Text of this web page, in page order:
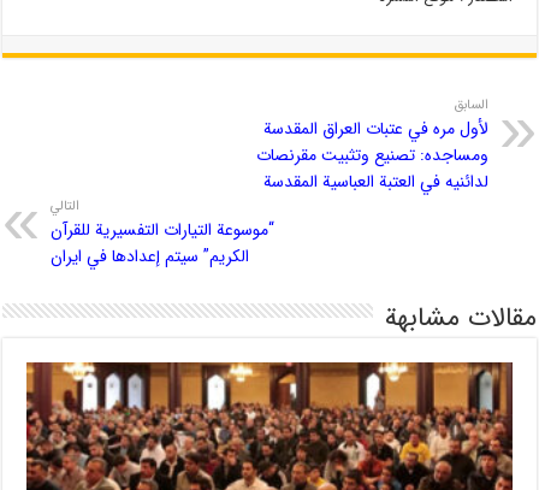
السابق
لأول مره في عتبات العراق المقدسة
ومساجده: تصنيع وتثبيت مقرنصات
لدائنيه في العتبة العباسية المقدسة
التالي
“موسوعة التيارات التفسيرية للقرآن
الكريم” سيتم إعدادها في ايران
مقالات مشابهة